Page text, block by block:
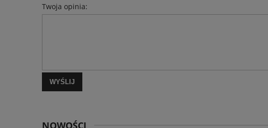
Twoja opinia:
WYŚLIJ
NOWOŚCI